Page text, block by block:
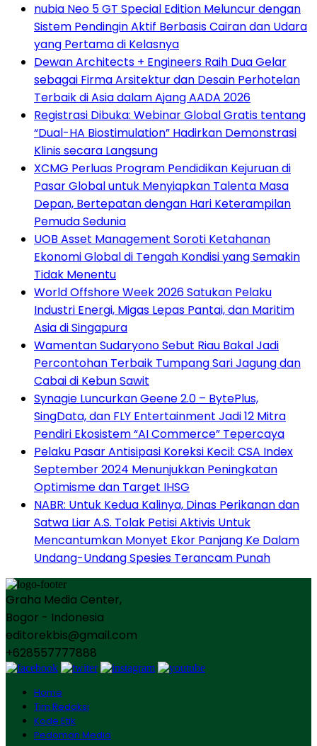
nubia Neo 5 GT Special Edition Meluncur dengan
Sistem Pendingin Aktif Berbasis Cairan dan Udara
yang Pertama di Kelasnya
Dewan Architects + Engineers Raih Dua Gelar
sebagai Firma Arsitektur dan Desain Perhotelan
Terbaik di Asia dalam Ajang AADA 2026
Registrasi Dibuka: Webinar Global Gratis tentang
“Dual-HA Biostimulation” Hadirkan Demonstrasi
Klinis secara Langsung
XCMG Perluas Program Pendidikan Kejuruan di
Pasar Global untuk Menyiapkan Talenta Masa
Depan, Bertepatan dengan Hari Keterampilan
Pemuda Sedunia
UOB Asset Management Soroti Ketahanan
Ekonomi Global di Tengah Kondisi yang Semakin
Tidak Menentu
World Offshore Week 2026 Satukan Pelaku
Industri Energi, Migas Lepas Pantai, dan Maritim
Asia di Singapura
Wamentan Sudaryono Sebut Riau Bakal Jadi
Percontohan Terbaik Tumpang Sari Jagung dan
Cabai di Kebun Sawit
Synagie Luncurkan Geene 2.0 – BytePlus,
SingData, dan FLY Entertainment Jadi 12 Mitra
Pendiri Ekosistem “AI Commerce” Tepercaya
Pelaku Pasar Antisipasi Koreksi Kecil: CSA Index
September 2024 Menunjukkan Peningkatan
Optimisme dan Target IHSG
NABR: Untuk Kedua Kalinya, Dinas Perikanan dan
Satwa Liar A.S. Tolak Petisi Aktivis Untuk
Mencantumkan Monyet Ekor Panjang Ke Dalam
Undang-Undang Spesies Terancam Punah
Graha Media Center,
Bogor - Indonesia
editorekbis@gmail.com
+628557777888
Home
Tim Redaksi
Kode Etik
Pedoman Media